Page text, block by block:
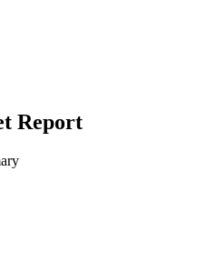
Report